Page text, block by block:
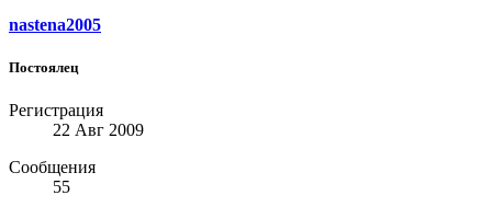
nastena2005
Постоялец
Регистрация
22 Авг 2009
Сообщения
55